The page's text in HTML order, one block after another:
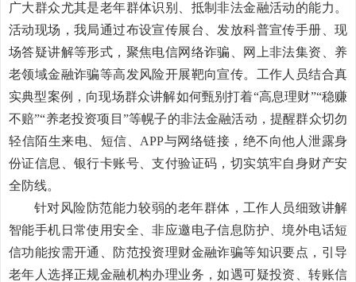
广大群众尤其是老年群体识别、抵制非法金融活动的能力。
活动现场，我局通过布设宣传展台、发放科普宣传手册、现
场答疑讲解等形式，聚焦电信网络诈骗、
网上非法集资、养
老领域金融诈骗等高发风险开展靶向宣传。工作人员结合真
实典型案例，向现场群众讲解如何甄别打着“高息理财”“稳赚
不赔”“养老投资项目”等幌子的非法金融活动，提醒群众切勿
轻信陌生来电、短信
APP与网络链接，绝不向他人泄露身
份证信息、银行卡账号、支付验证码，切实筑牢自身财产安
全防线。
针对风险防范能力较弱的老年群体，工作人员细致讲解
智能手机日常使用安全 、非应邀电子信息防护、境外电话短
信功能按需开通、防范投资理财金融诈骗等知识要点，引导
老年人选择正规金融机构办理业务，如遇可疑投资、转账信